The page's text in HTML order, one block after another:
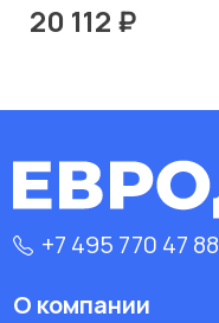
20 112 ₽
+7 495 770 47 88
О компании